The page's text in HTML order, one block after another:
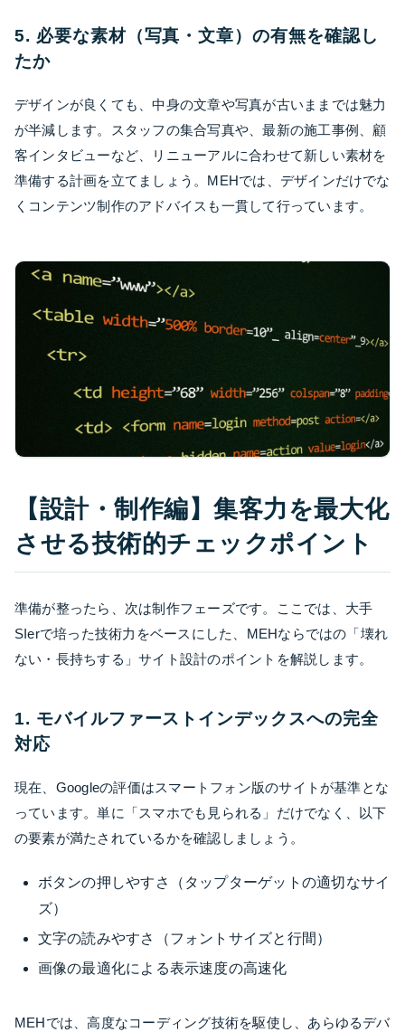
5. 必要な素材（写真・文章）の有無を確認し
たか
デザインが良くても、中身の文章や写真が古いままでは魅力
が半減します。スタッフの集合写真や、最新の施工事例、顧
客インタビューなど、リニューアルに合わせて新しい素材を
準備する計画を立てましょう。MEHでは、デザインだけでな
くコンテンツ制作のアドバイスも一貫して行っています。
【設計・制作編】集客力を最大化
させる技術的チェックポイント
準備が整ったら、次は制作フェーズです。ここでは、大手
SIerで培った技術力をベースにした、MEHならではの「壊れ
ない・長持ちする」サイト設計のポイントを解説します。
1. モバイルファーストインデックスへの完全
対応
現在、Googleの評価はスマートフォン版のサイトが基準とな
っています。単に「スマホでも見られる」だけでなく、以下
の要素が満たされているかを確認しましょう。
ボタンの押しやすさ（タップターゲットの適切なサイ
ズ）
文字の読みやすさ（フォントサイズと行間）
画像の最適化による表示速度の高速化
MEHでは、高度なコーディング技術を駆使し、あらゆるデバ